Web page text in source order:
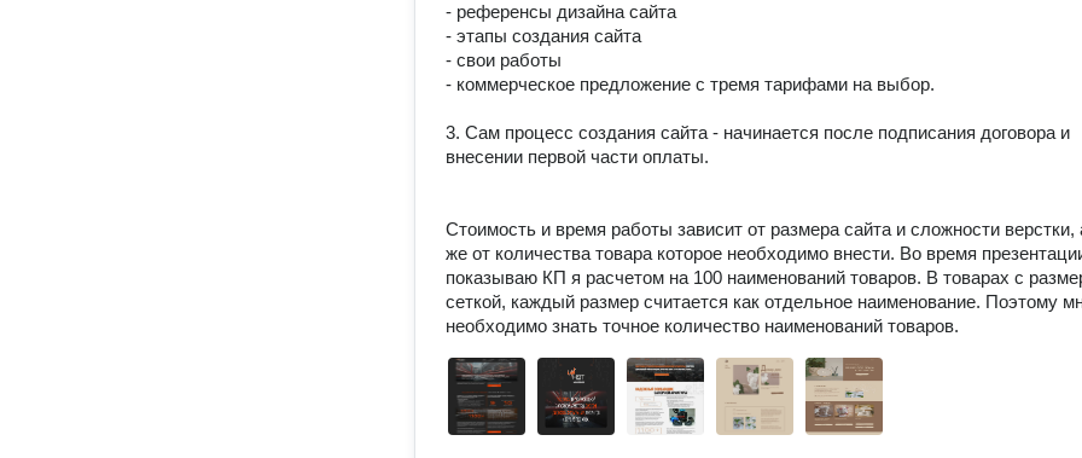
- референсы дизайна сайта
- этапы создания сайта
- свои работы
- коммерческое предложение с тремя тарифами на выбор.
3. Сам процесс создания сайта - начинается после подписания договора и
внесении первой части оплаты.
Стоимость и время работы зависит от размера сайта и сложности верстки,
же от количества товара которое необходимо внести. Во время
показываю КП я расчетом на 100 наименований товаров. В товарах с
сеткой, каждый размер считается как отдельное наименование. Поэтому
необходимо знать точное количество наименований товаров.